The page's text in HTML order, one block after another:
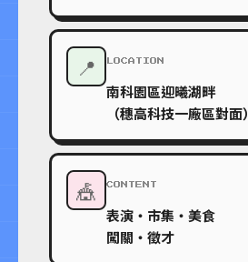
📍 LOCATION
南科園區迎曦湖畔
（穗高科技一廠區對面）
🎪 CONTENT
表演・市集・美食
闖關・徵才